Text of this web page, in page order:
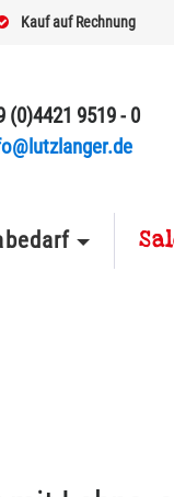
Kauf auf Rechnung
(0)4421 9519 - 0